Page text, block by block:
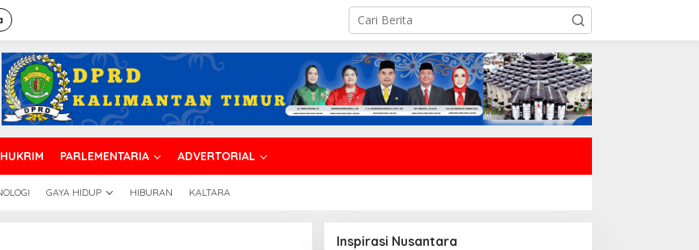
HUKRIM PARLEMENTARIA ADVERTORIAL
GAYA HIDUP HIBURAN KALTARA
Inspirasi Nusantara